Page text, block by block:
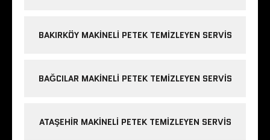
BAKIRKÖY MAKINELI PETEK TEMIZLEYEN SERVIS
BAĞCILAR MAKINELI PETEK TEMIZLEYEN SERVIS
ATAŞEHIR MAKINELI PETEK TEMIZLEYEN SERVIS